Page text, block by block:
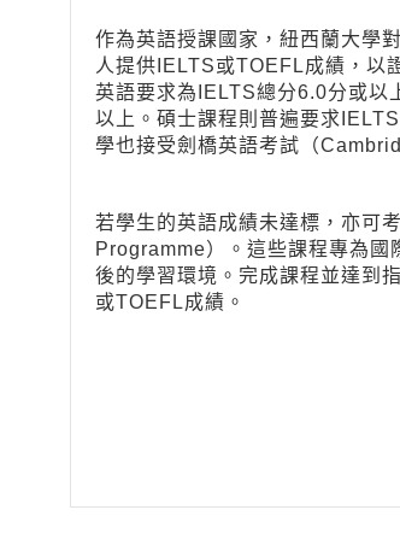
作為英語授課國家，紐西蘭大學
人提供IELTS或TOEFL成績，以
英語要求為IELTS總分6.0分或以
以上。碩士課程則普遍要求
學也接受劍橋英語考試（
若學生的英語成績未達標，亦可
Programme）。這些課程專為國
後的學習環境。完成課程並達到
或TOEFL成績。